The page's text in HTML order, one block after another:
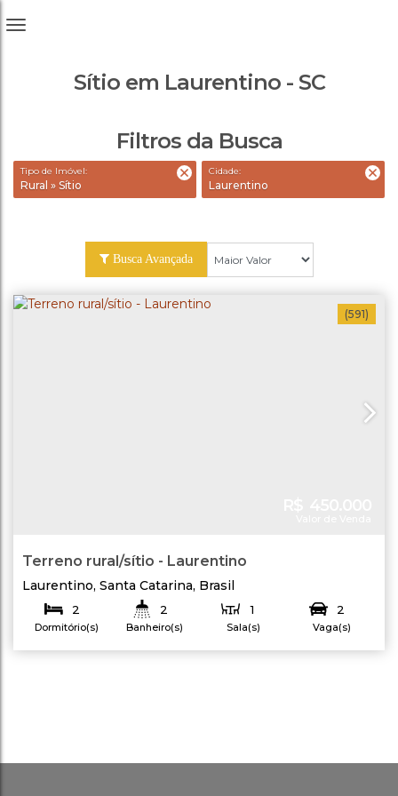
Sítio em Laurentino - SC
Filtros da Busca
Tipo de Imóvel:
Rural » Sítio
Cidade:
Laurentino
Busca Avançada
(591)
Terreno rural/sítio - Laurentino
Laurentino, Santa Catarina, Brasil
2
Dormitório(s)
2
Banheiro(s)
1
Sala(s)
Total:300.00m²
2
Vaga(s)
Útil:80.00m² Terreno:300.00m²